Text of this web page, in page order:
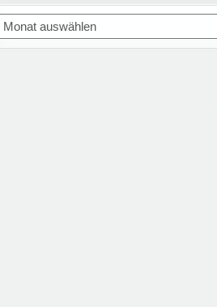
Archiv